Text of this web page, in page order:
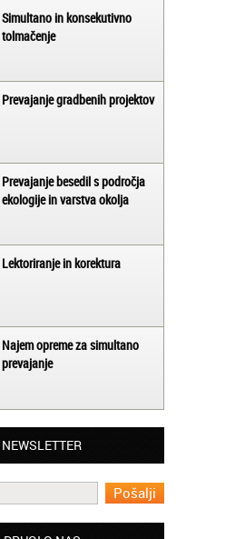
Simultano in konsekutivno
tolmačenje
Prevajanje gradbenih projektov
Prevajanje besedil s področja
ekologije in varstva okolja
Lektoriranje in korektura
Najem opreme za simultano
prevajanje
NEWSLETTER
storitve opravljajo hitro in
sem prevajanje iz